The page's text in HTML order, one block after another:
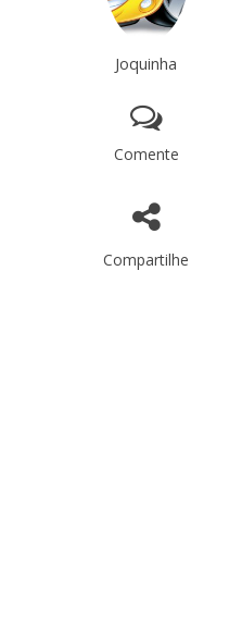
Joquinha
Comente
Compartilhe